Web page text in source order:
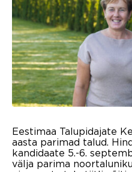
Eestimaa Talupidajate
aasta parimad talud.
kandidaate 5.-6.
välja parima